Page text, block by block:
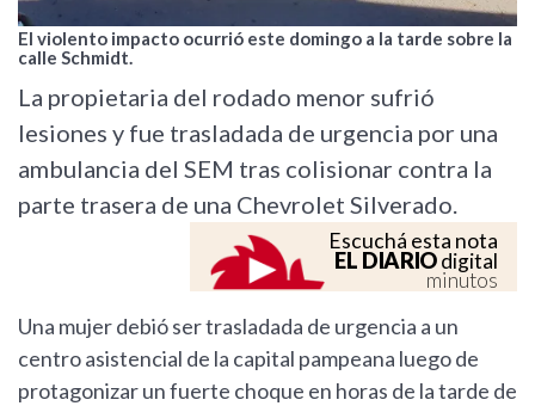
El violento impacto ocurrió este domingo a la tarde sobre la
calle Schmidt.
La propietaria del rodado menor sufrió
lesiones y fue trasladada de urgencia por una
ambulancia del SEM tras colisionar contra la
parte trasera de una Chevrolet Silverado.
Escuchá esta nota
EL DIARIOdigital
minutos
Una mujer debió ser trasladada de urgencia a un
centro asistencial de la capital pampeana luego de
protagonizar un fuerte choque en horas de la tarde de